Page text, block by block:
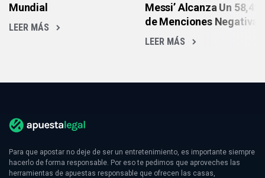
Mundial
LEER MÁS
Messi’ Alcanza Un 58,4%
de Menciones Negativas
LEER MÁS
Para que apostar no deje de ser un entretenimiento, es importante siempre
hacerlo de forma responsable. Por eso te pedimos que aproveches las
herramientas de apuestas responsable que ofrecen las casas,